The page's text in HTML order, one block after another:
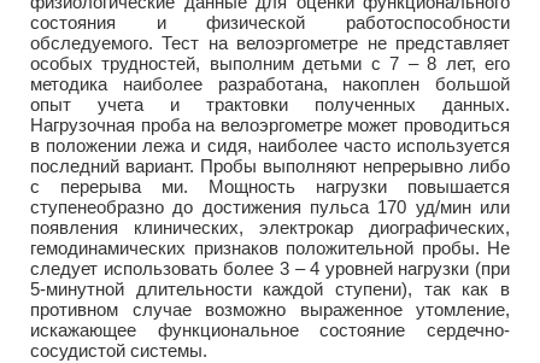
состояния и физической работоспособности
обследуемого. Тест на велоэргометре не представляет
особых трудностей, выполним детьми с 7 – 8 лет, его
методика наиболее разработана, накоплен большой
опыт учета и трактовки полученных данных.
Нагрузочная проба на велоэргометре может проводиться
в положении лежа и сидя, наиболее часто используется
последний вариант. Пробы выполняют непрерывно либо
с перерыва ми. Мощность нагрузки повышается
ступенеобразно до достижения пульса 170 уд/мин или
появления клинических, электрокар диографических,
гемодинамических признаков положительной пробы. Не
следует использовать более 3 – 4 уровней нагрузки (при
5-минутной длительности каждой ступени), так как в
противном случае возможно выраженное утомление,
искажающее функциональное состояние сердечно-
сосудистой системы.